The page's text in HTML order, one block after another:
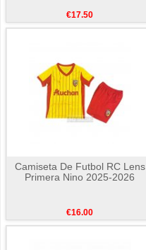
€17.50
Camiseta De Futbol RC Lens
Primera Nino 2025-2026
€16.00